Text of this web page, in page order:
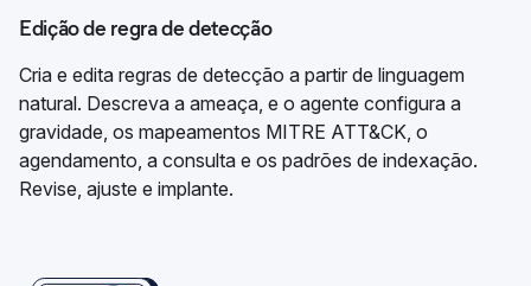
Edição de regra de detecção
Cria e edita regras de detecção a partir de linguagem
natural. Descreva a ameaça, e o agente configura a
gravidade, os mapeamentos MITRE ATT&CK, o
agendamento, a consulta e os padrões de indexação.
Revise, ajuste e implante.